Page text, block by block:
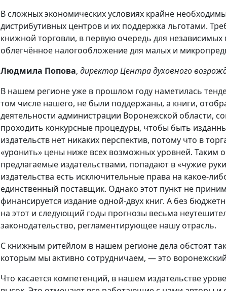
В сложных экономических условиях крайне
дистрибутивных центров и их поддержка льготами.
книжной торговли, в первую очередь для независимых
облегчённое налогообложение для малых и
Людмила Попова, директор Центра духовного
В нашем регионе уже в прошлом году наметилась
том числе нашего, не были поддержаны, а книги,
деятельности администрации Воронежской области,
проходить конкурсные процедуры, чтобы быть
издательств нет никаких перспектив, потому что в
«уронить» цены ниже всех возможных уровней. Таким
предлагаемые издательствами, попадают в «чужие
издательства есть исключительные права на какое-
единственный поставщик. Однако этот пункт не
финансируется издание одной-двух книг. А без
на этот и следующий годы прогнозы весьма
законодательство, регламентирующее нашу отрасль.
С книжным ритейлом в нашем регионе дела обстоят
которым мы активно сотрудничаем, — это
Что касается компетенций, в нашем издательстве